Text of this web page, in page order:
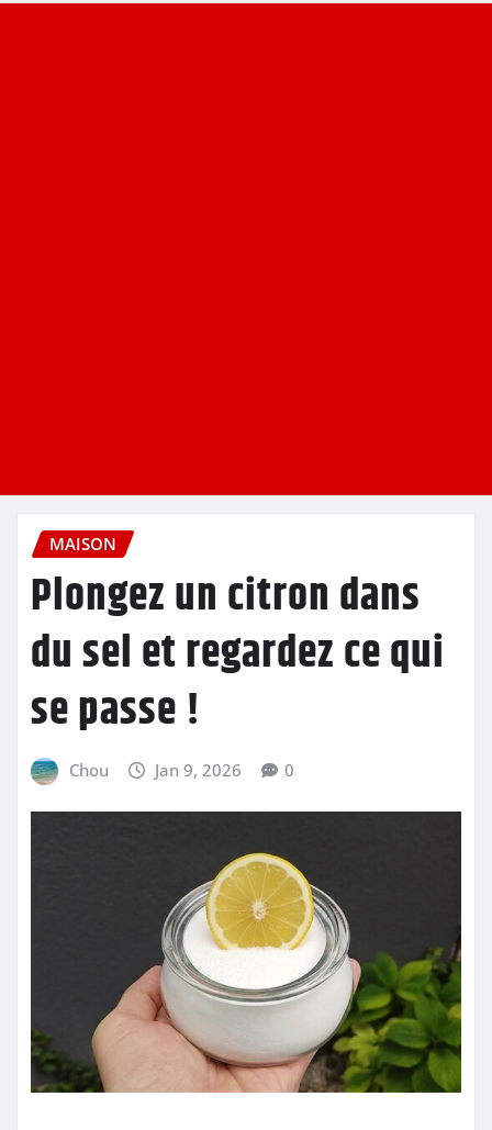
MAISON
Plongez un citron dans
du sel et regardez ce qui
se passe !
Chou Jan 9, 2026 0